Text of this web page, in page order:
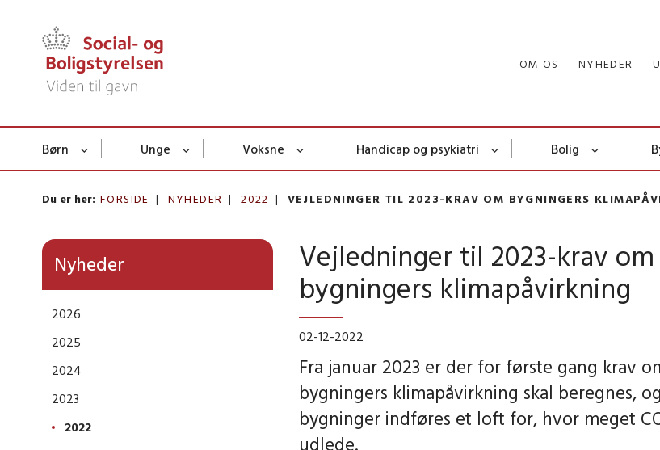
OM OS NYHEDER
Børn Unge Voksne Handicap og psykiatri Bolig
Du er her: FORSIDE NYHEDER 2022 VEJLEDNINGER TIL 2023-KRAV OM BYGNINGERS
Nyheder
2026
2025
2024
2023
2022
Vejledninger til 2023-krav om
bygningers klimapåvirkning
02-12-2022
Fra januar 2023 er der for første gang krav
bygningers klimapåvirkning skal beregnes,
bygninger indføres et loft for, hvor meget
udlede.